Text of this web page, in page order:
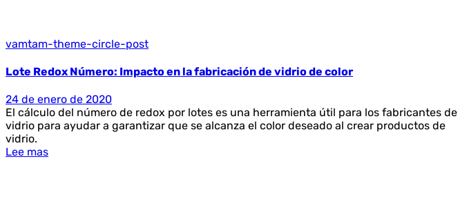
vamtam-theme-circle-post
Lote Redox Número: Impacto en la fabricación de vidrio de color
24 de enero de 2020
El cálculo del número de redox por lotes es una herramienta útil para los fabricantes de
vidrio para ayudar a garantizar que se alcanza el color deseado al crear productos de
vidrio.
Lee mas